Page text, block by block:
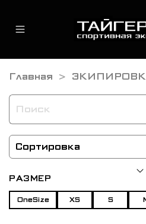
Главная
РАЗМЕР
OneSize XS S